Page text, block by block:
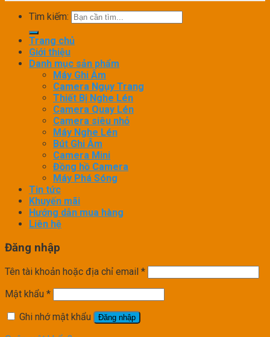
Tìm kiếm:
Trang chủ
Giới thiệu
Danh mục sản phẩm
Máy Ghi Âm
Camera Ngụy Trang
Thiết Bị Nghe Lén
Camera Quay Lén
Camera siêu nhỏ
Máy Nghe Lén
Bút Ghi Âm
Camera Mini
Đồng hồ Camera
Máy Phá Sóng
Tin tức
Khuyến mãi
Hướng dẫn mua hàng
Liên hệ
Đăng nhập
Tên tài khoản hoặc địa chỉ email *
Mật khẩu *
Ghi nhớ mật khẩu
Đăng nhập